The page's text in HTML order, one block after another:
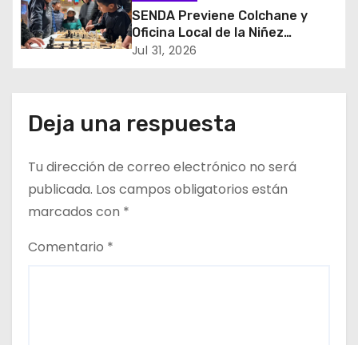
e
n
r
d
a
s
SENDA Previene Colchane y
Oficina Local de la Niñez
promueven el buen uso del
Jul 31, 2026
Deja una respuesta
Tu dirección de correo electrónico no será
publicada. Los campos obligatorios están
marcados con *
Comentario *